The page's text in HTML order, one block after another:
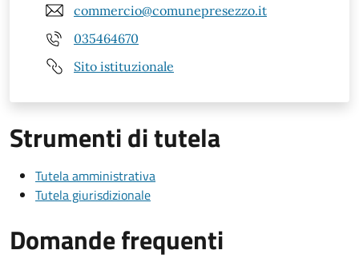
commercio@comunepresezzo.it
035464670
Sito istituzionale
Strumenti di tutela
Tutela amministrativa
Tutela giurisdizionale
Domande frequenti